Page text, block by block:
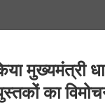
मुख्यमंत्री
का